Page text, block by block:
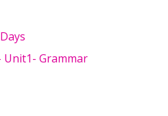
Unit1- Grammar